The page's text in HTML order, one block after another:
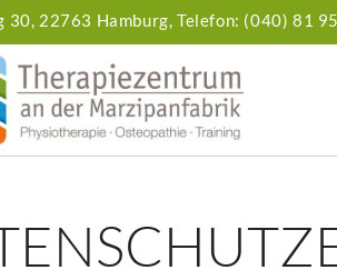
30, 22763 Hamburg, Telefon: (040) 81